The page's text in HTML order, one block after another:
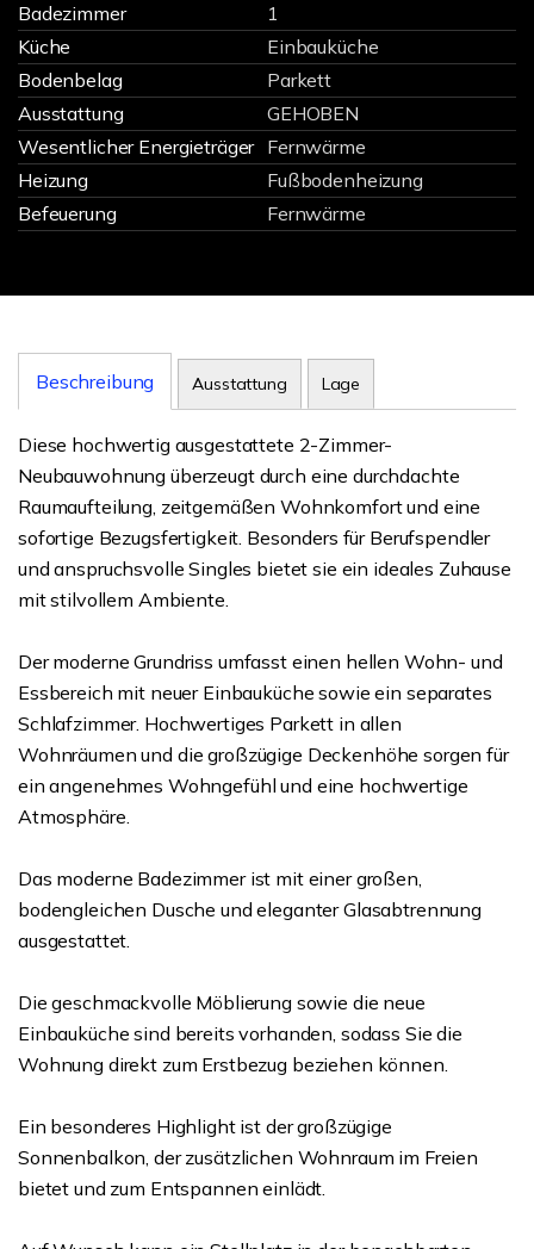
Badezimmer
1
Küche
Einbauküche
Bodenbelag
Parkett
Ausstattung
GEHOBEN
Wesentlicher Energieträger Fernwärme
Heizung
Fußbodenheizung
Befeuerung
Fernwärme
Beschreibung Ausstattung Lage
Diese hochwertig ausgestattete 2-Zimmer-
Neubauwohnung überzeugt durch eine durchdachte
Raumaufteilung, zeitgemäßen Wohnkomfort und eine
sofortige Bezugsfertigkeit. Besonders für Berufspendler
und anspruchsvolle Singles bietet sie ein ideales Zuhause
mit stilvollem Ambiente.
Der moderne Grundriss umfasst einen hellen Wohn- und
Essbereich mit neuer Einbauküche sowie ein separates
Schlafzimmer. Hochwertiges Parkett in allen
Wohnräumen und die großzügige Deckenhöhe sorgen für
ein angenehmes Wohngefühl und eine hochwertige
Atmosphäre.
Das moderne Badezimmer ist mit einer großen,
bodengleichen Dusche und eleganter Glasabtrennung
ausgestattet.
Die geschmackvolle Möblierung sowie die neue
Einbauküche sind bereits vorhanden, sodass Sie die
Wohnung direkt zum Erstbezug beziehen können.
Ein besonderes Highlight ist der großzügige
Sonnenbalkon, der zusätzlichen Wohnraum im Freien
bietet und zum Entspannen einlädt.